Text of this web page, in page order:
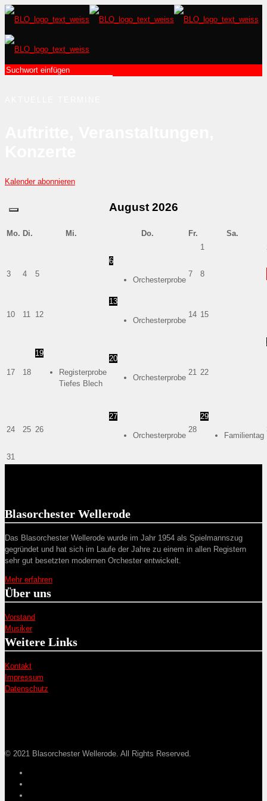
Kalender abonnieren
August 2026
Mo. Di. Mi. Do. Fr.
Sa.
1
3 4 5
6
Orchesterprobe
7 8
10 11 12
13
Orchesterprobe
14 15
17 18
19
Registerprobe
Tiefes Blech
20
Orchesterprobe
21 22
24 25 26
27
Orchesterprobe
28
29
Familientag
31
Blasorchester Wellerode
Das Blasorchester Wellerode wurde im Jahr 1954 als Spielmannszug
gegründet und hat sich im Laufe der Jahre zu einem in allen Registern
sehr gut besetzten modernen Orchester entwickelt.
Mehr erfahren
Über uns
Vorstand
Musiker
Weitere Links
Kontakt
Impressum
Datenschutz
© 2021 Blasorchester Wellerode. All Rights Reserved.